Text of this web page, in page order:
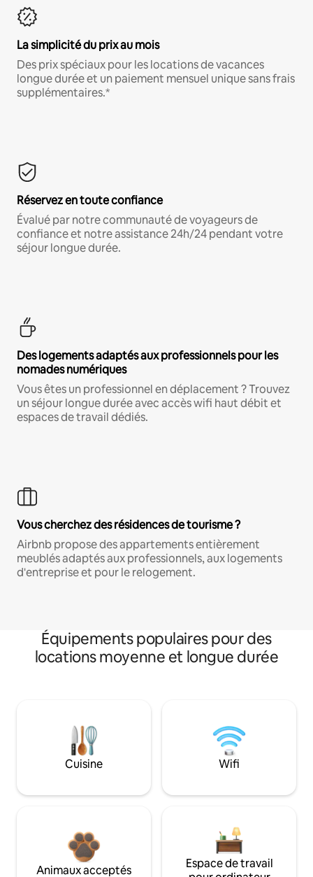
La simplicité du prix au mois
Des prix spéciaux pour les locations de vacances
longue durée et un paiement mensuel unique sans frais
supplémentaires.*
Réservez en toute confiance
Évalué par notre communauté de voyageurs de
confiance et notre assistance 24h/24 pendant votre
séjour longue durée.
Des logements adaptés aux professionnels pour les
nomades numériques
Vous êtes un professionnel en déplacement ? Trouvez
un séjour longue durée avec accès wifi haut débit et
espaces de travail dédiés.
Vous cherchez des résidences de tourisme ?
Airbnb propose des appartements entièrement
meublés adaptés aux professionnels, aux logements
d'entreprise et pour le relogement.
Équipements populaires pour des
locations moyenne et longue durée
Cuisine Wifi
Animaux acceptés
Espace de travail